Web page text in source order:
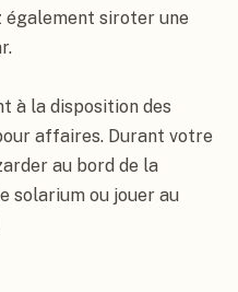
également siroter une
à la disposition des
affaires. Durant votre
au bord de la
solarium ou jouer au